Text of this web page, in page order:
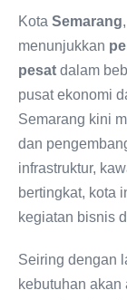
Kota Semarang
menunjukkan
pesat dalam
pusat ekonomi
Semarang kini
dan
infrastruktur,
bertingkat, kota
kegiatan bisnis
Seiring dengan
kebutuhan akan